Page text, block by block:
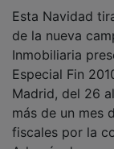
de la nueva
Inmobiliaria
Especial Fin
Madrid, del 26
más de un mes
fiscales por la
Además de